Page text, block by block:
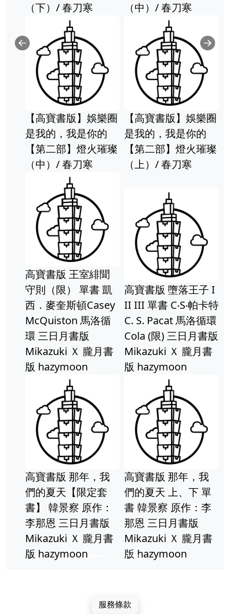
（下）/ 春刀寒
（中）/ 春刀寒
【高寶書版】娛樂圈
是我的，我是你的
【第二部】燈火璀璨
（中）/ 春刀寒
【高寶書版】娛樂圈
是我的，我是你的
【第二部】燈火璀璨
（上）/ 春刀寒
高寶書版 王室緋聞
守則（限） 單書 凱
西．麥奎斯頓Casey
McQuiston 馬洛循
環 三日月書版
Mikazuki Ｘ 朧月書
版 hazymoon
高寶書版 墮落王子 I
II III 單書 C‧S‧帕卡特
C. S. Pacat 馬洛循環
Cola (限) 三日月書版
Mikazuki Ｘ 朧月書
版 hazymoon
高寶書版 那年，我
們的夏天【限定套
書】 韓景察 原作：
李那恩 三日月書版
Mikazuki Ｘ 朧月書
版 hazymoon
高寶書版 那年，我
們的夏天 上、下 單
書 韓景察 原作：李
那恩 三日月書版
Mikazuki Ｘ 朧月書
版 hazymoon
Previous
服務條款